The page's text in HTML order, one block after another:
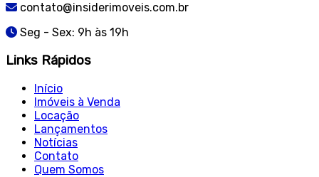
contato@insiderimoveis.com.br
Seg - Sex: 9h às 19h
Links Rápidos
Início
Imóveis à Venda
Locação
Lançamentos
Notícias
Contato
Quem Somos